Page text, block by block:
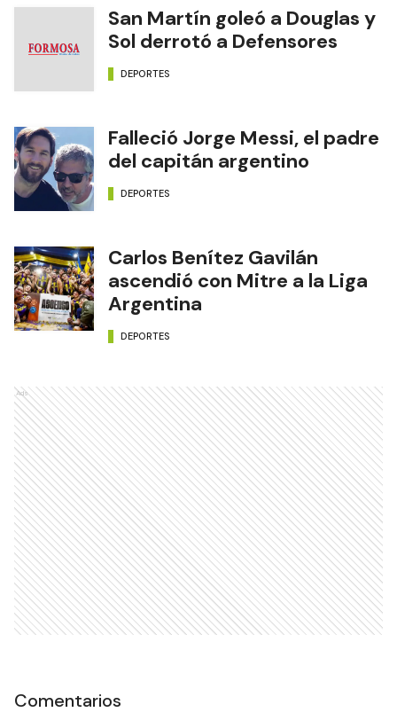
San Martín goleó a Douglas y
Sol derrotó a Defensores
DEPORTES
Falleció Jorge Messi, el padre
del capitán argentino
DEPORTES
Carlos Benítez Gavilán
ascendió con Mitre a la Liga
Argentina
DEPORTES
Ads
Comentarios